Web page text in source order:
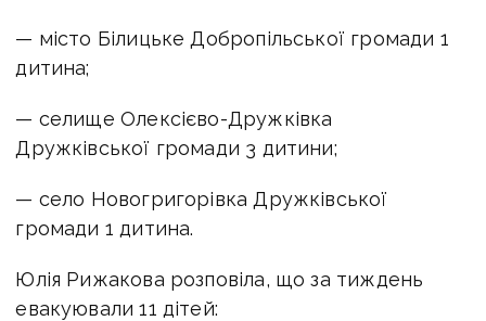
— місто Білицьке Добропільської громади 1
дитина;
— селище Олексієво-Дружківка
Дружківської громади 3 дитини;
— село Новогригорівка Дружківської
громади 1 дитина.
Юлія Рижакова розповіла, що за тиждень
евакуювали 11 дітей: